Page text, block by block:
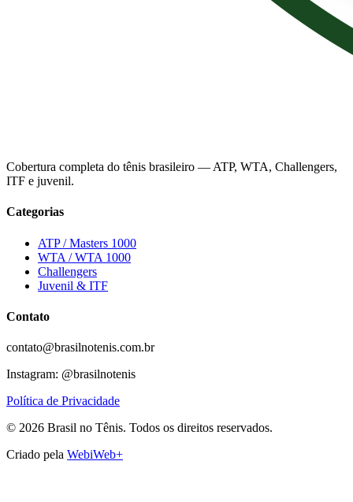
Cobertura completa do tênis brasileiro — ATP, WTA, Challengers,
ITF e juvenil.
Categorias
ATP / Masters 1000
WTA / WTA 1000
Challengers
Juvenil & ITF
Contato
contato@brasilnotenis.com.br
Instagram: @brasilnotenis
Política de Privacidade
© 2026 Brasil no Tênis. Todos os direitos reservados.
Criado pela WebiWeb+